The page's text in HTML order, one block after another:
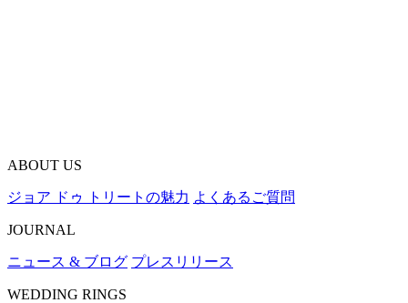
ABOUT US
ジョア ドゥ トリートの魅力 よくあるご質問
JOURNAL
ニュース & ブログ プレスリリース
WEDDING RINGS